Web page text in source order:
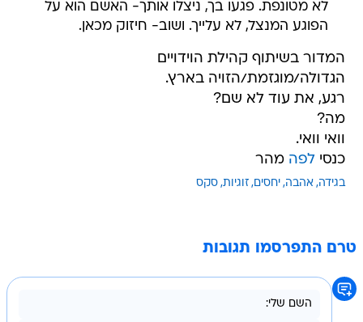
לא מטונפת. פגעו בך, ניצלו אותך- האשם הוא על
הפוגע המנצל, לא עלייך. ושוב- חיזוק מכאן.
המדור בשיתוף קהילת הוידויים
הגדולה/מוגזמת/הזויה בארץ.
רגע, את עוד לא שם?
מה?
וואי וואי.
כנסילפה מהר
בגידה אהבה יחסים זוגיות סקס
טרם התפרסמו תגובות